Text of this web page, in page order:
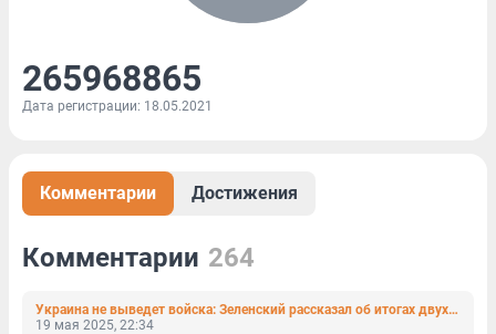
265968865
Дата регистрации: 18.05.2021
Комментарии Достижения
Комментарии 264
Украина не выведет войска: Зеленский рассказал об итогах двух разговоров с Трампом за день
19 мая 2025, 22:34